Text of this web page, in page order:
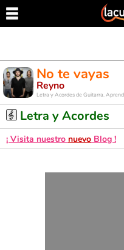
No te vayas
Reyno
Letra y Acordes de Guitarra.
Letra y Acordes
¡ Visita nuestro nuevo Blog !